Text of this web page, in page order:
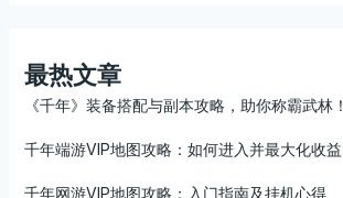
最热文章
《千年》装备搭配与副本攻略，助你称霸武林！
千年端游VIP地图攻略：如何进入并最大化收益
千年网游VIP地图攻略：入门指南及挂机心得